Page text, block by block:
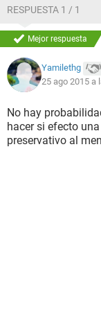
RESPUESTA 1 / 1
Mejor respuesta
Yamilethg
25 ago 2015 a
No hay
hacer si efecto
preservativo al